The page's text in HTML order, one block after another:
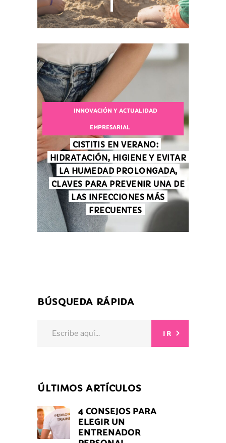
INNOVACIÓN Y ACTUALIDAD
EMPRESARIAL
CISTITIS EN VERANO:
HIDRATACIÓN, HIGIENE Y EVITAR
LA HUMEDAD PROLONGADA,
CLAVES PARA PREVENIR UNA DE
LAS INFECCIONES MÁS
FRECUENTES
BÚSQUEDA RÁPIDA
IR
ÚLTIMOS ARTÍCULOS
4 CONSEJOS PARA
ELEGIR UN
ENTRENADOR